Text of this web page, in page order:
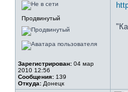
Продвинутый
Зарегистрирован: 04 мар
2010 12:56
Сообщения: 139
Откуда: Донецк